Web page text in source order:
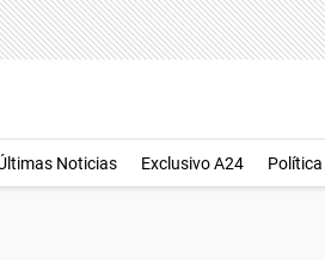
Noticias Exclusivo A24 Política